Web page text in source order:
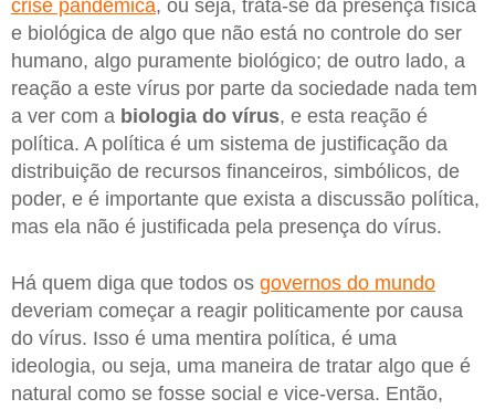
crise pandêmica, ou seja, trata-se da presença física
e biológica de algo que não está no controle do ser
humano, algo puramente biológico; de outro lado, a
reação a este vírus por parte da sociedade nada tem
a ver com a biologia do vírus, e esta reação é
política. A política é um sistema de justificação da
distribuição de recursos financeiros, simbólicos, de
poder, e é importante que exista a discussão política,
mas ela não é justificada pela presença do vírus.
Há quem diga que todos os governos do mundo
deveriam começar a reagir politicamente por causa
do vírus. Isso é uma mentira política, é uma
ideologia, ou seja, uma maneira de tratar algo que é
natural como se fosse social e vice-versa. Então,